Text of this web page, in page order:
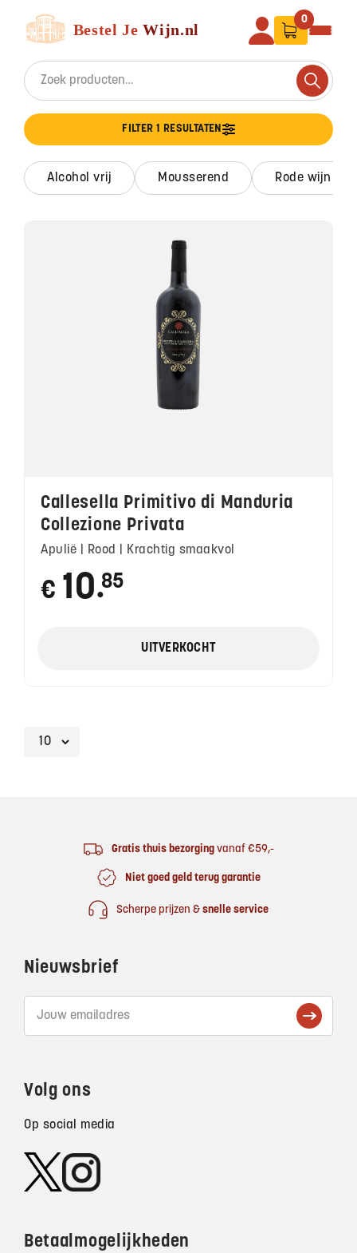
Search for:
Search
0
FILTER 1 RESULTATEN
alcohol vrij mousserend rode wijn
Callesella Primitivo di Manduria
Collezione Privata
Apulië | Rood | Krachtig smaakvol
€ 10 ●
85
UITVERKOCHT
Gratis thuis bezorgingvanaf €59,-
Niet goed geld terug garantie
Scherpe prijzen & snelle service
Nieuwsbrief
Volg ons
Op social media
Betaalmogelijkheden